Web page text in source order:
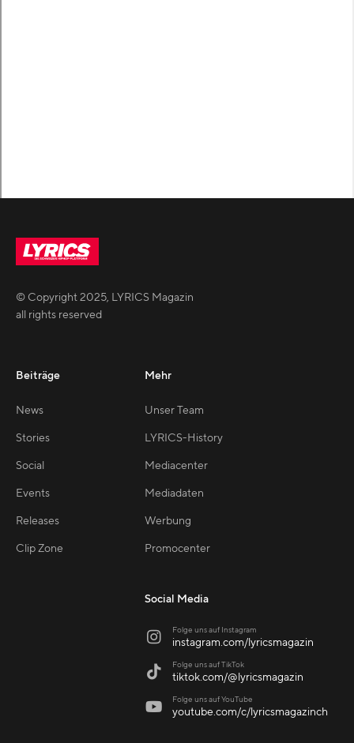
© Copyright2025, LYRICS Magazin
all rights reserved
Beiträge
News
Stories
Social
Events
Releases
Clip Zone
Mehr
Unser Team
LYRICS-History
Mediacenter
Mediadaten
Werbung
Promocenter
Social Media
 Folge uns auf Instagram
instagram.com/lyricsmagazin
 Folge uns auf TikTok
tiktok.com/@lyricsmagazin
 Folge uns auf YouTube
youtube.com/c/lyricsmagazinch